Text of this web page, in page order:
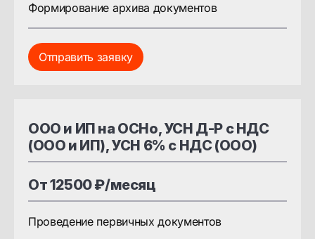
Формирование архива документов
Отправить заявку
ООО и ИП на ОСНо, УСН Д-Р с НДС
(ООО и ИП), УСН 6% с НДС (ООО)
От 12500 ₽/месяц
Проведение первичных документов